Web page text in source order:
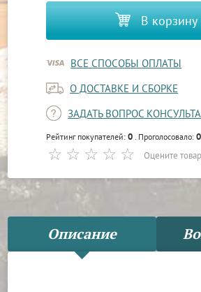
В корзину
ВСЕ СПОСОБЫ ОПЛАТЫ
О ДОСТАВКЕ И СБОРКЕ
ЗАДАТЬ ВОПРОС
Рейтинг покупателей:0 . Проголосовало:0
Оцените товар
Описание